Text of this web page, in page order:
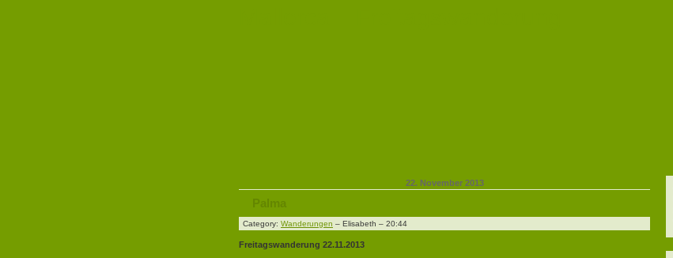
22. November 2013
Palma
Category: Wanderungen – Elisabeth – 20:44
Freitagswanderung 22.11.2013